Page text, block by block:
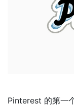
Pinterest 的第一